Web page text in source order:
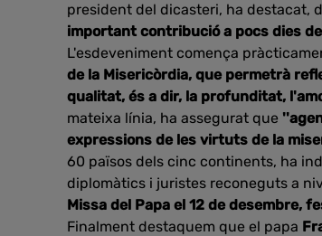
president del dicasteri, ha destacat,
important contribució a pocs dies
L'esdeveniment comença
de la Misericòrdia, que permetrà
qualitat, és a dir, la profunditat,
mateixa línia, ha assegurat que
expressions de les virtuts de la
60 països dels cinc continents, ha
diplomàtics i juristes reconeguts a
Missa del Papa el 12 de desembre,
Finalment destaquem que el papa